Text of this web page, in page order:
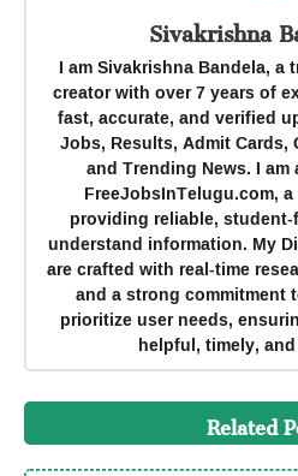
Sivakrishna
I am Sivakrishna Bandela,
creator with over 7 years of
fast, accurate, and verified
Jobs, Results, Admit Cards,
and Trending News. I
FreeJobsInTelugu.com,
providing reliable,
understand information. My
are crafted with real-time
and a strong commitment
prioritize user needs,
helpful, timely,
Related